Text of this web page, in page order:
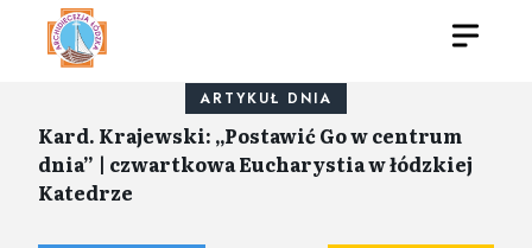
ARTYKUŁ DNIA
Kard. Krajewski: „Postawić Go w centrum
dnia” | czwartkowa Eucharystia w łódzkiej
Katedrze